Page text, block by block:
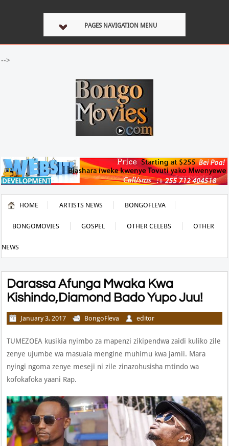
PAGES NAVIGATION MENU
-->
HOME ARTISTS NEWS BONGOFLEVA
BONGOMOVIES GOSPEL OTHER CELEBS OTHER
NEWS
Darassa Afunga Mwaka Kwa
Kishindo,Diamond Bado Yupo Juu!
January 3, 2017 BongoFleva editor
TUMEZOEA kusikia nyimbo za mapenzi zikipendwa zaidi kuliko zile
zenye ujumbe wa masuala mengine muhimu kwa jamii. Mara
nyingi ngoma zenye meseji ni zile zinazohusisha mtindo wa
kofokafoka yaani Rap.